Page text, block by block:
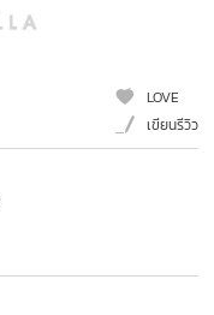
LOVE
เขียนรีวิว